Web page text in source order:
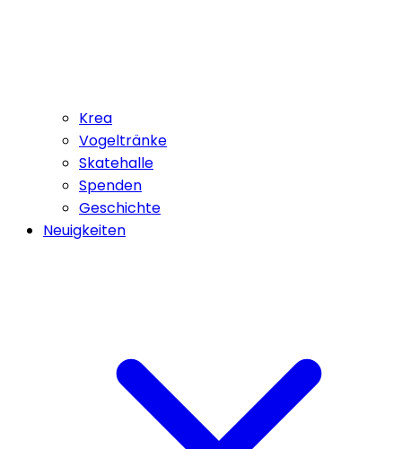
Krea
Vogeltränke
Skatehalle
Spenden
Geschichte
Neuigkeiten